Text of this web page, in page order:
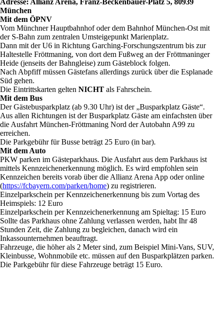
Adresse: Allianz Arena, Franz-Beckenbauer-Platz 5, 80939
München
Mit dem ÖPNV
Vom Münchner Hauptbahnhof oder dem Bahnhof München-Ost mit
der S-Bahn zum zentralen Umsteigepunkt Marienplatz.
Dann mit der U6 in Richtung Garching-Forschungszentrum bis zur
Haltestelle Fröttmaning, von dort dem Fußweg an der Fröttmaninger
Heide (jenseits der Bahngleise) zum Gästeblock folgen.
Nach Abpfiff müssen Gästefans allerdings zurück über die Esplanade
Süd gehen.
Die Eintrittskarten gelten NICHT als Fahrschein.
Mit dem Bus
Der Gästebusparkplatz (ab 9.30 Uhr) ist der „Busparkplatz Gäste“.
Aus allen Richtungen ist der Busparkplatz Gäste am einfachsten über
die Ausfahrt München-Fröttmaning Nord der Autobahn A99 zu
erreichen.
Die Parkgebühr für Busse beträgt 25 Euro (in bar).
Mit dem Auto
PKW parken im Gästeparkhaus. Die Ausfahrt aus dem Parkhaus ist
mittels Kennzeichenerkennung möglich. Es wird empfohlen sein
Kennzeichen bereits vorab über die Allianz Arena App oder online
(https://fcbayern.com/parken/home) zu registrieren.
Einzelparkschein per Kennzeichenerkennung bis zum Vortag des
Heimspiels: 12 Euro
Einzelparkschein per Kennzeichenerkennung am Spieltag: 15 Euro
Sollte das Parkhaus ohne Zahlung verlassen werden, habt Ihr 48
Stunden Zeit, die Zahlung zu begleichen, danach wird ein
Inkassounternehmen beauftragt.
Fahrzeuge, die höher als 2 Meter sind, zum Beispiel Mini-Vans, SUV,
Kleinbusse, Wohnmobile etc. müssen auf den Busparkplätzen parken.
Die Parkgebühr für diese Fahrzeuge beträgt 15 Euro.